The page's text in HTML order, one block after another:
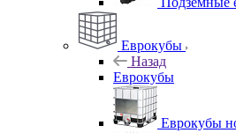
Еврокубы
Назад
Еврокубы
Еврокубы